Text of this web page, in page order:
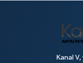
Kanal